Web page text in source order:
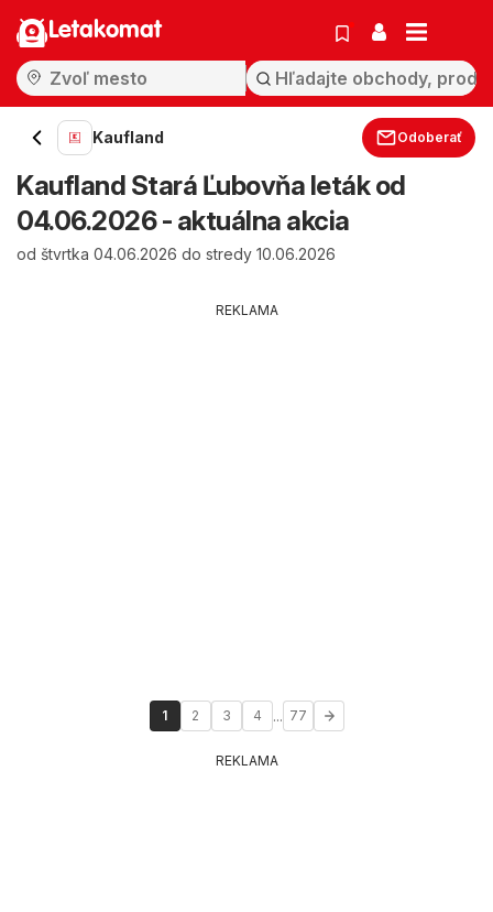
Letakomat
Kaufland Odoberať
Kaufland Stará Ľubovňa leták od
04.06.2026 - aktuálna akcia
od štvrtka 04.06.2026 do stredy 10.06.2026
REKLAMA
1 2 3 4 ... 77
REKLAMA